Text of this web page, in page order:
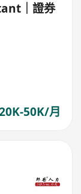
｜證券
50K/月